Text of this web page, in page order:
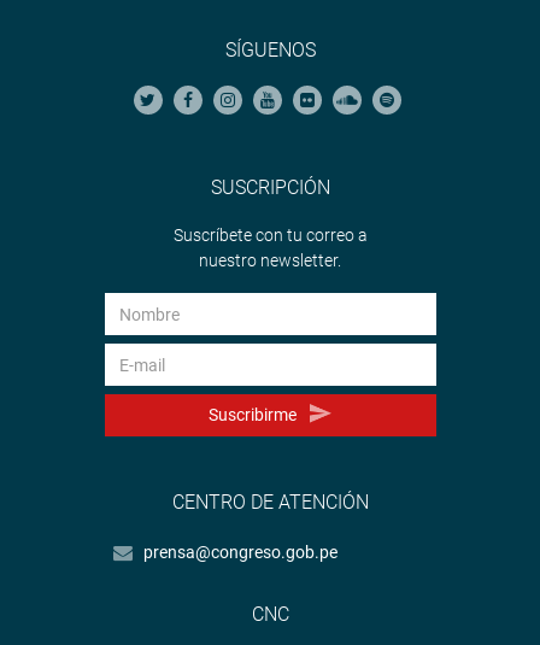
SÍGUENOS
SUSCRIPCIÓN
Suscríbete con tu correo a
nuestro newsletter.
Suscribirme
CENTRO DE ATENCIÓN
prensa@congreso.gob.pe
CNC